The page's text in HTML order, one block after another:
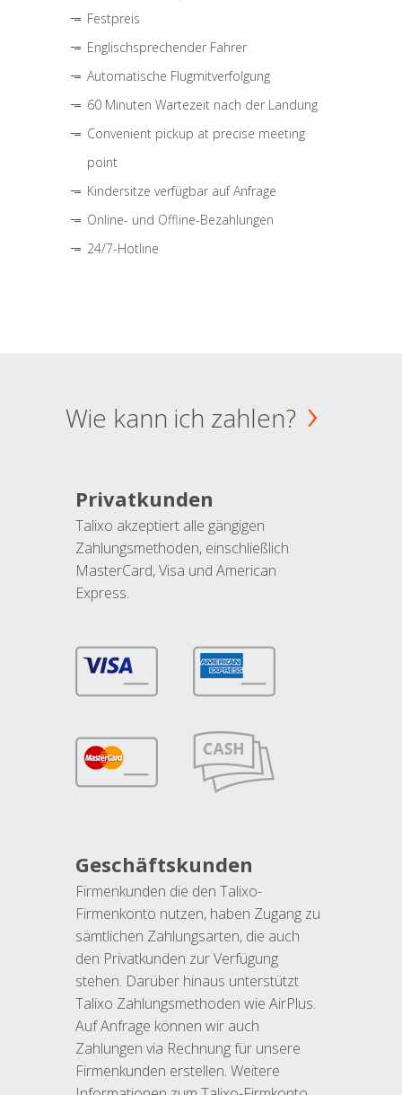
Festpreis
Englischsprechender Fahrer
Automatische Flugmitverfolgung
60 Minuten Wartezeit nach der Landung
Convenient pickup at precise meeting
point
Kindersitze verfügbar auf Anfrage
Online- und Offline-Bezahlungen
24/7-Hotline
Wie kann ich zahlen?
Privatkunden
Talixo akzeptiert alle gängigen
Zahlungsmethoden, einschließlich
MasterCard, Visa und American
Express.
Geschäftskunden
Firmenkunden die den Talixo-
Firmenkonto nutzen, haben Zugang zu
sämtlichen Zahlungsarten, die auch
den Privatkunden zur Verfügung
stehen. Darüber hinaus unterstützt
Talixo Zahlungsmethoden wie AirPlus.
Auf Anfrage können wir auch
Zahlungen via Rechnung für unsere
Firmenkunden erstellen. Weitere